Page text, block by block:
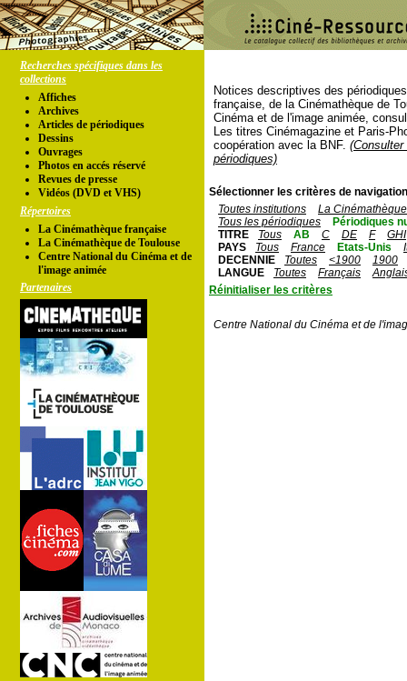
Recherches spécifiques dans les
collections
Affiches
Archives
Articles de périodiques
Dessins
Ouvrages
Photos en accés réservé
Revues de presse
Vidéos (DVD et VHS)
Répertoires
La Cinémathèque française
La Cinémathèque de Toulouse
Centre National du Cinéma et de
l'image animée
Partenaires
Notices descriptives des
française, de la Cinémathèque de
Cinéma et de l'image animée,
Les titres Cinémagazine et Paris-
coopération avec la BNF.
périodiques)
Sélectionner les critères de
Toutes institutions
La
Tous les périodiques
Périodiques
TITRE
Tous AB C DE F
GHI
PAYS
Tous France Etats-Unis
DECENNIE
Toutes <1900
1900
LANGUE
Toutes Français
Réinitialiser les critères
Centre National du Cinéma et de